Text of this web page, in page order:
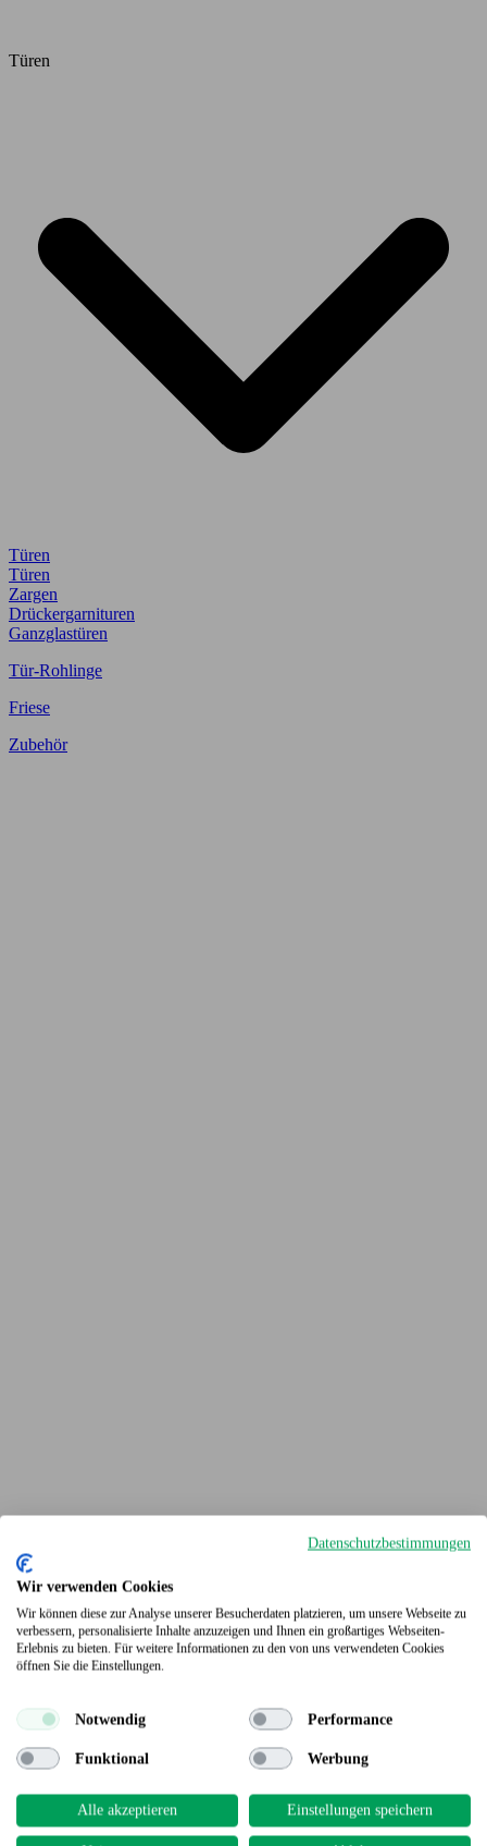
Türen
Türen
Türen
Zargen
Drückergarnituren
Ganzglastüren
Tür-Rohlinge
Friese
Zubehör
Terrassendielen
Datenschutzbestimmungen
Wir verwenden Cookies
Wir können diese zur Analyse unserer Besucherdaten platzieren, um unsere Webseite zu
verbessern, personalisierte Inhalte anzuzeigen und Ihnen ein großartiges Webseiten-
Erlebnis zu bieten. Für weitere Informationen zu den von uns verwendeten Cookies
öffnen Sie die Einstellungen.
Notwendig Performance
Funktional Werbung
Alle akzeptieren Einstellungen speichern